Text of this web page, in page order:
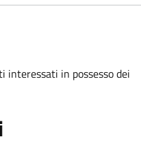
in possesso dei